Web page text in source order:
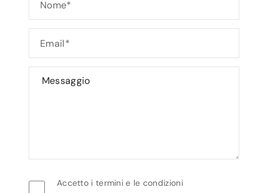
Accetto i termini e le condizioni